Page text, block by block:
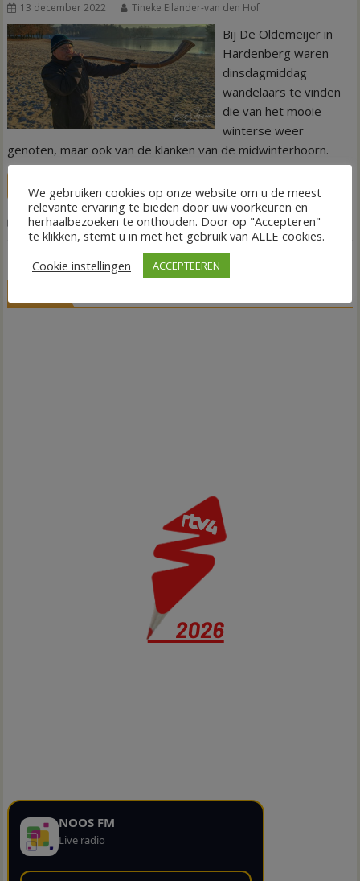
13 december 2022 Tineke Eilander-van den Hof
Bij De Oldemeijer in
Hardenberg waren
dinsdagmiddag
wandelaars te vinden
die van het mooie
winterse weer
genoten, maar ook van de klanken van de midwinterhoorn.
LEES MEER
Nieuws blazers, midwinterhoorn, Oldemeijer
NOOS FM
Live radio
We gebruiken cookies op onze website om u de meest
relevante ervaring te bieden door uw voorkeuren en
herhaalbezoeken te onthouden. Door op "Accepteren"
te klikken, stemt u in met het gebruik van ALLE cookies.
Cookie instellingen
ACCEPTEEREN